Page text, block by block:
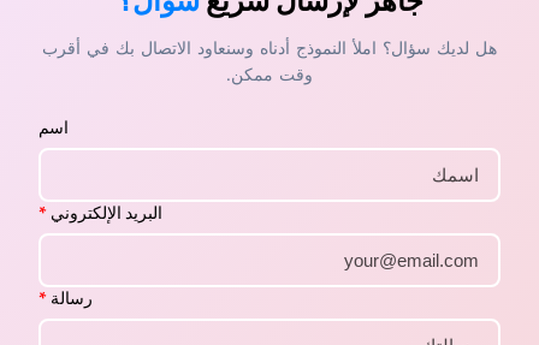
هل لديك سؤال؟ املأ النموذج أدناه وسنعاود الاتصال بك في أقرب
وقت ممكن.
اسم
البريد الإلكتروني *
رسالة *